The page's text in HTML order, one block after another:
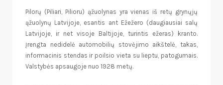
Pilorų (Piliari, Pilioru) ąžuolynas yra vienas iš retų grynųjų
ąžuolynų Latvijoje, esantis ant Ežežero (daugiausiai salų
Latvijoje, ir net visoje Baltijoje, turintis ežeras) kranto.
Įrengta nedidelė automobilių stovėjimo aikštelė, takas,
informacinis stendas ir poilsio vieta su lieptu, patogumais.
Valstybės apsaugoje nuo 1928 metų.